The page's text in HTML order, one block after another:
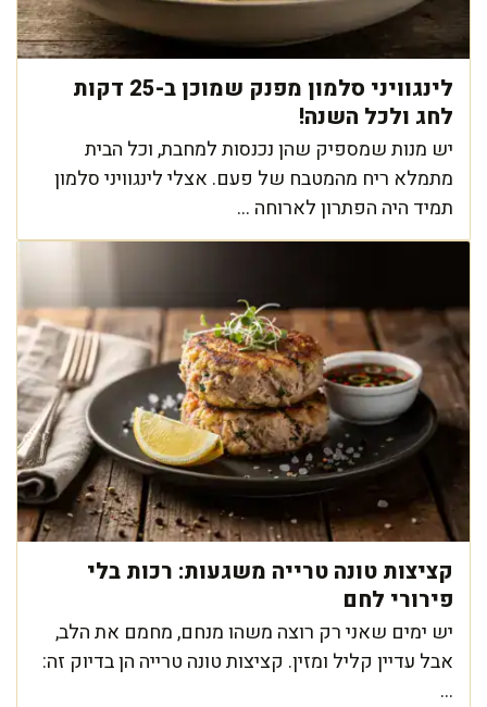
לינגוויני סלמון מפנק שמוכן ב-25 דקות
לחג ולכל השנה!
יש מנות שמספיק שהן נכנסות למחבת, וכל הבית
מתמלא ריח מהמטבח של פעם. אצלי לינגוויני סלמון
תמיד היה הפתרון לארוחה ...
קציצות טונה טרייה משגעות: רכות בלי
פירורי לחם
יש ימים שאני רק רוצה משהו מנחם, מחמם את הלב,
אבל עדיין קליל ומזין. קציצות טונה טרייה הן בדיוק זה:
...